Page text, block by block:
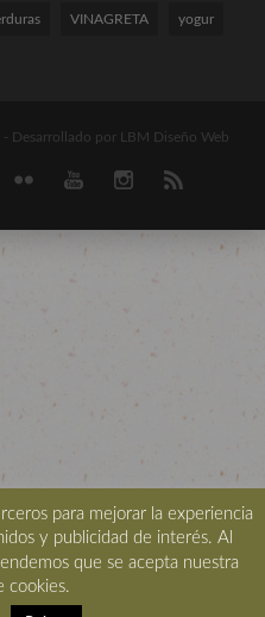
VINAGRETA yogur
- Desarrollado por LBM Diseño Web
para mejorar la experiencia
y publicidad de interés. Al
que se acepta nuestra
cookies.